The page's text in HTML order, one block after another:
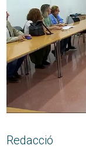
Redacció